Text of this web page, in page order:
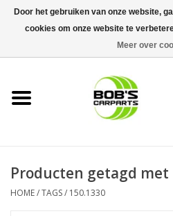
KS TOOLS
Next Gereedschapswagens
Producten getagd met
HOME/TAGS/ 150.1330
Door het gebruiken van onze website,
cookies om onze website te
Meer over